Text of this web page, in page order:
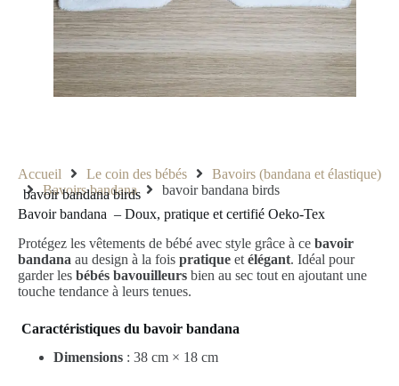
Accueil Le coin des bébés
Bavoirs (bandana et élastique)
Bavoirs bandana
bavoir bandana birds
bavoir bandana birds
Bavoir bandana – Doux, pratique et certifié Oeko-Tex
Protégez les vêtements de bébé avec style grâce à ce bavoir
bandana au design à la fois pratique et élégant. Idéal pour
garder les bébés bavouilleurs bien au sec tout en ajoutant une
touche tendance à leurs tenues.
Caractéristiques du bavoir bandana
Dimensions : 38 cm × 18 cm